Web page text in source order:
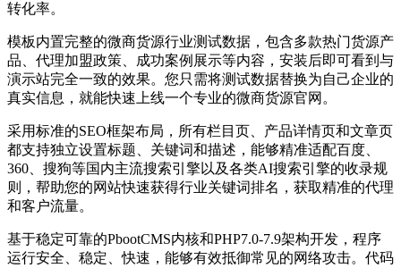
转化率。
模板内置完整的微商货源行业测试数据，包含多款热门货源产
品、代理加盟政策、成功案例展示等内容，安装后即可看到与
演示站完全一致的效果。您只需将测试数据替换为自己企业的
真实信息，就能快速上线一个专业的微商货源官网。
采用标准的SEO框架布局，所有栏目页、产品详情页和文章页
都支持独立设置标题、关键词和描述，能够精准适配百度、
360、搜狗等国内主流搜索引擎以及各类AI搜索引擎的收录规
则，帮助您的网站快速获得行业关键词排名，获取精准的代理
和客户流量。
基于稳定可靠的PbootCMS内核和PHP7.0-7.9架构开发，程序
运行安全、稳定、快速，能够有效抵御常见的网络攻击。代码